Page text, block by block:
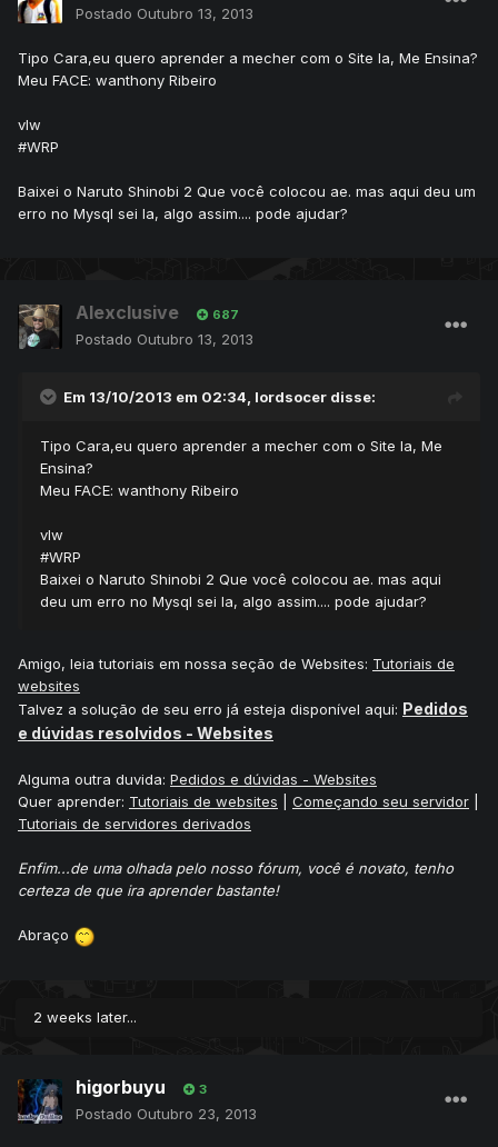
Postado Outubro 13, 2013
Tipo Cara,eu quero aprender a mecher com o Site la, Me Ensina?
Meu FACE: wanthony Ribeiro
vlw
#WRP
Baixei o Naruto Shinobi 2 Que você colocou ae. mas aqui deu um
erro no Mysql sei la, algo assim.... pode ajudar?
Alexclusive 687
Postado Outubro 13, 2013
Em 13/10/2013 em 02:34, lordsocer disse:
Tipo Cara,eu quero aprender a mecher com o Site la, Me
Ensina?
Meu FACE: wanthony Ribeiro
vlw
#WRP
Baixei o Naruto Shinobi 2 Que você colocou ae. mas aqui
deu um erro no Mysql sei la, algo assim.... pode ajudar?
Amigo, leia tutoriais em nossa seção de Websites: Tutoriais de
websites
Talvez a solução de seu erro já esteja disponível aqui: Pedidos
e dúvidas resolvidos - Websites
Alguma outra duvida: Pedidos e dúvidas - Websites
Quer aprender: Tutoriais de websites Começando seu servidor
Tutoriais de servidores derivados
Enfim...de uma olhada pelo nosso fórum, você é novato, tenho
certeza de que ira aprender bastante!
Abraço
2 weeks later...
higorbuyu 3
Postado Outubro 23, 2013